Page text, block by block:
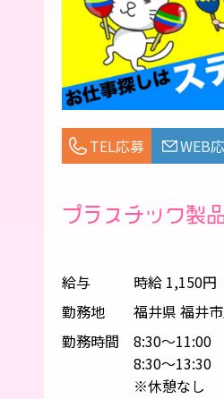
TEL応募 WEB
プラスチック製
給与
時給 1,150円
勤務地
福井県 福井
勤務時間
8:30〜11:00
8:30～13:30
※休憩なし